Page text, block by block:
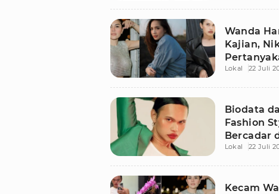
Wanda
Kajian,
Slavina
Lokal 22 Juli
Biodata
Fashion
Bercadar
Lokal 22 Juli
Kecam